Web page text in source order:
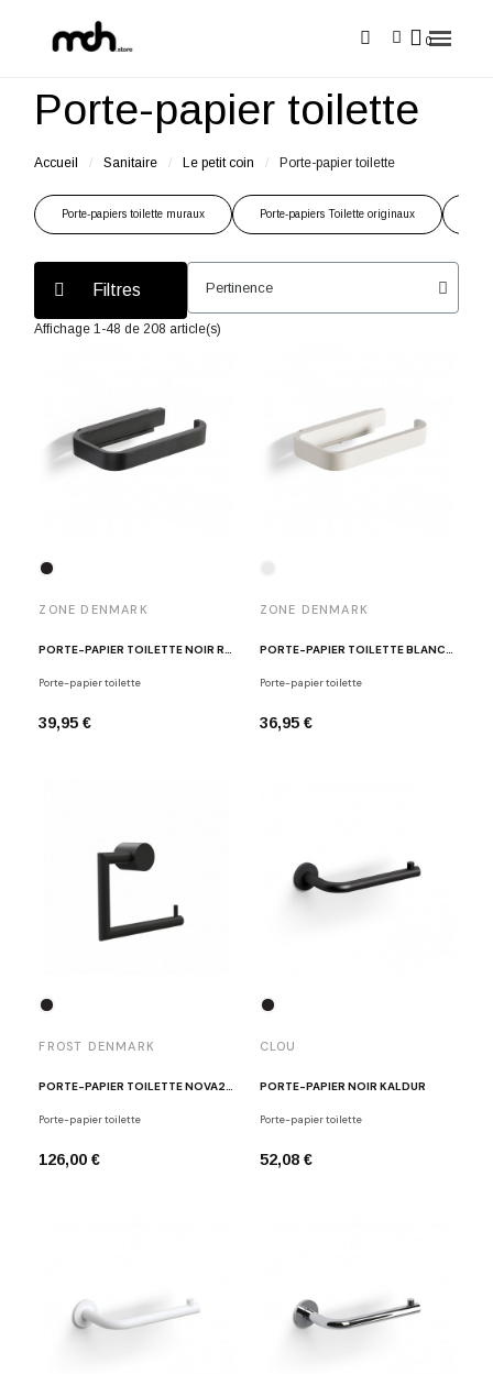
Porte-papier toilette
Accueil Sanitaire Le petit coin Porte-papier toilette
Porte-papiers toilette muraux Porte-papiers Toilette originaux
Filtres
Affichage 1-48 de 208 article(s)
ZONE DENMARK
PORTE-PAPIER TOILETTE NOIR RIM
Porte-papier toilette
39,95 €
ZONE DENMARK
PORTE-PAPIER TOILETTE BLANC RIM
Porte-papier toilette
36,95 €
FROST DENMARK
PORTE-PAPIER TOILETTE NOVA2 NOIR
Porte-papier toilette
126,00 €
CLOU
PORTE-PAPIER NOIR KALDUR
Porte-papier toilette
52,08 €